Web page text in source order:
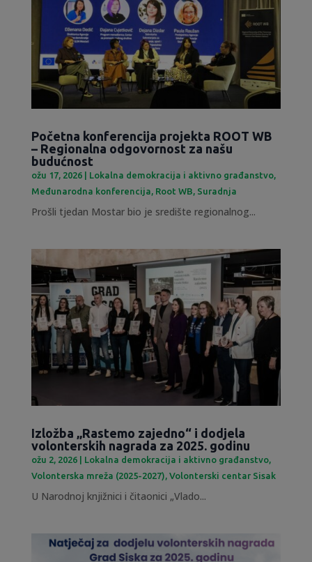
Početna konferencija projekta ROOT WB
– Regionalna odgovornost za našu
budućnost
ožu 17, 2026| Lokalna demokracija i aktivno građanstvo,
Međunarodna konferencija, Root WB, Suradnja
Prošli tjedan Mostar bio je središte regionalnog...
Izložba „Rastemo zajedno“ i dodjela
volonterskih nagrada za 2025. godinu
ožu 2, 2026| Lokalna demokracija i aktivno građanstvo,
Volonterska mreža (2025-2027), Volonterski centar Sisak
U Narodnoj knjižnici i čitaonici „Vlado...